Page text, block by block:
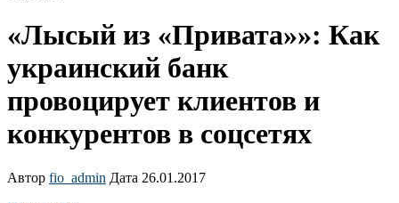
«Лысый из «Привата»»: Как
украинский банк
провоцирует клиентов и
конкурентов в соцсетях
Автор fio_admin Дата 26.01.2017